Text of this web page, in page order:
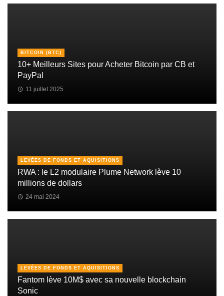
BITCOIN (BTC)
10+ Meilleurs Sites pour Acheter Bitcoin par CB et
PayPal
11 juillet 2025
LEVÉES DE FONDS ET AQUISITIONS
RWA : le L2 modulaire Plume Network lève 10
millions de dollars
24 mai 2024
LEVÉES DE FONDS ET AQUISITIONS
Fantom lève 10M$ avec sa nouvelle blockchain
Sonic